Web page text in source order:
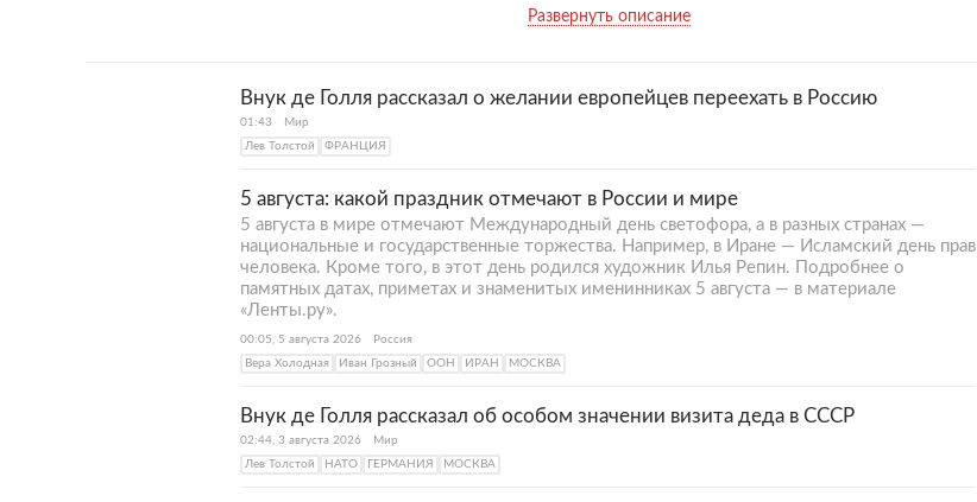
для крестьянских детей.
В 1860-х годах Лев Толстой написал один из самых известных своих
Каренина».
В 1870-1880-х годах Лев Толстой написал ряд статей, где высказал свои
философские идеи. В них он осуждал насилие, угнетение и
несправедливость в мире.
Также в этот период вышли такие рассказы, как «Записки сумасшедшего»
и «Смерть Ивана Ильича». В 1890-х годах Лев Толстой написал свой
последний роман «Воскресение».
В 1910 году Лев Толстой покинул свою усадьбу. 20 ноября 1910 года
писатель скончался.
Внук де Голля рассказал о желании европейцев переехать в Россию
01:43
Мир
Лев Толстой
ФРАНЦИЯ
5 августа: какой праздник отмечают в России и мире
5 августа в мире отмечают Международный день светофора, а в разных странах —
национальные и государственные торжества. Например, в Иране — Исламский день прав
человека. Кроме того, в этот день родился художник Илья Репин. Подробнее о
памятных датах, приметах и знаменитых именинниках 5 августа — в материале
«Ленты.ру».
00:05, 5 августа 2026
Россия
Вера Холодная
Иван Грозный ООН ИРАН МОСКВА
Внук де Голля рассказал об особом значении визита деда в СССР
02:44, 3 августа 2026
Мир
Лев Толстой
НАТО ГЕРМАНИЯ МОСКВА